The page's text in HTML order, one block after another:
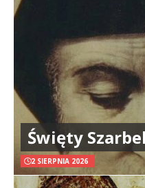
Święty
2 SIERPNIA 2026